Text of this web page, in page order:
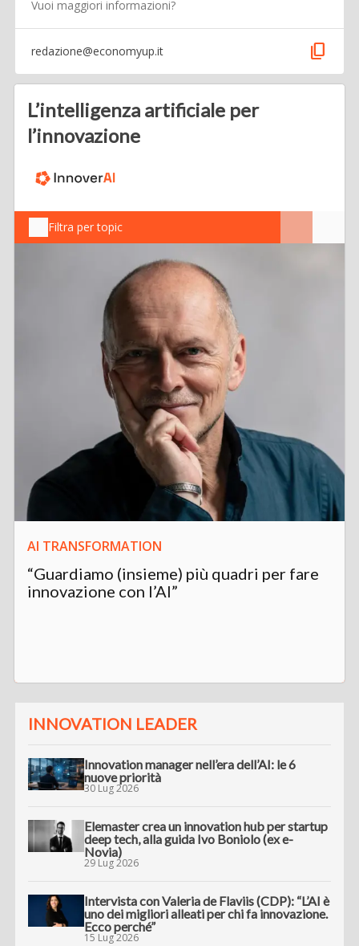
Vuoi maggiori informazioni?
redazione@economyup.it content_copy
L’intelligenza artificiale per
l’innovazione
Filtra per topic
AI TRANSFORMATION
“Guardiamo (insieme) più quadri per fare
innovazione con l’AI”
INNOVATION LEADER
Innovation manager nell’era dell’AI: le 6
nuove priorità
30 Lug 2026
Elemaster crea un innovation hub per startup
deep tech, alla guida Ivo Boniolo (ex e-
Novia)
29 Lug 2026
Intervista con Valeria de Flaviis (CDP): “L’AI è
uno dei migliori alleati per chi fa innovazione.
Ecco perché”
15 Lug 2026